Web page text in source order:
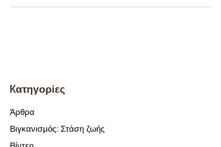
Kατηγορίες
Άρθρα
Βιγκανισμός: Στάση ζωής